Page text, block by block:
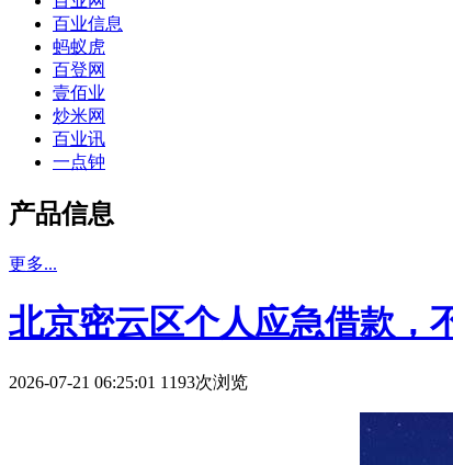
百业信息
蚂蚁虎
百登网
壹佰业
炒米网
百业讯
一点钟
产品信息
更多...
北京密云区个人应急借款，
2026-07-21 06:25:01 1193次浏览